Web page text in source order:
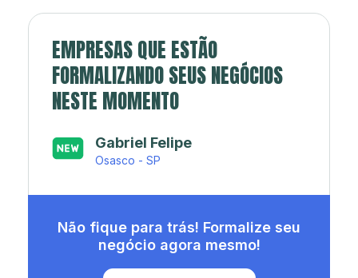
EMPRESAS QUE ESTÃO
FORMALIZANDO SEUS NEGÓCIOS
NESTE MOMENTO
Japa’s açaí e sorveteria
Rio de Janeiro - RJ
Não fique para trás! Formalize seu
negócio agora mesmo!